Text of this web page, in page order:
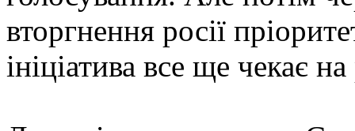
вторгнення росії
ініціатива все ще чекає